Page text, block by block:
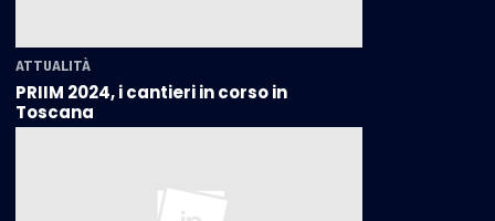
ATTUALITÀ
PRIIM 2024, i cantieri in corso in
Toscana